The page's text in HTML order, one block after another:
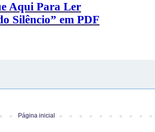
Aqui Para Ler
Silêncio” em PDF
Página inicial